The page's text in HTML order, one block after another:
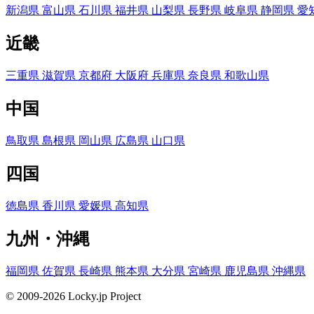
新潟県 富山県 石川県 福井県 山梨県 長野県 岐阜県 静岡県 愛
近畿
三重県 滋賀県 京都府 大阪府 兵庫県 奈良県 和歌山県
中国
鳥取県 島根県 岡山県 広島県 山口県
四国
徳島県 香川県 愛媛県 高知県
九州・沖縄
福岡県 佐賀県 長崎県 熊本県 大分県 宮崎県 鹿児島県 沖縄県
© 2009-2026 Locky.jp Project